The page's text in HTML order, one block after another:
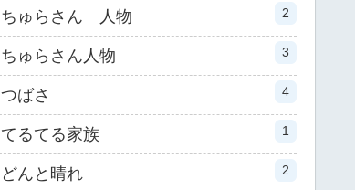
ちゅらさん 人物 2
ちゅらさん人物 3
つばさ 4
てるてる家族 1
どんと晴れ 2